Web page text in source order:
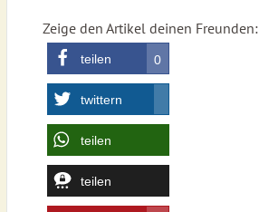
Zeige den Artikel deinen Freunden:
teilen 0
twittern
teilen
teilen